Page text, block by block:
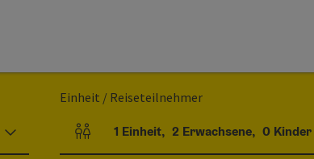
Einheit / Reiseteilnehmer
Einheitenanzahl und Personenfelder
1 Einheit, 2 Erwachsene, 0 Kinder